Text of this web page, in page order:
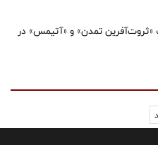
تمدن» و «آتیمس» در